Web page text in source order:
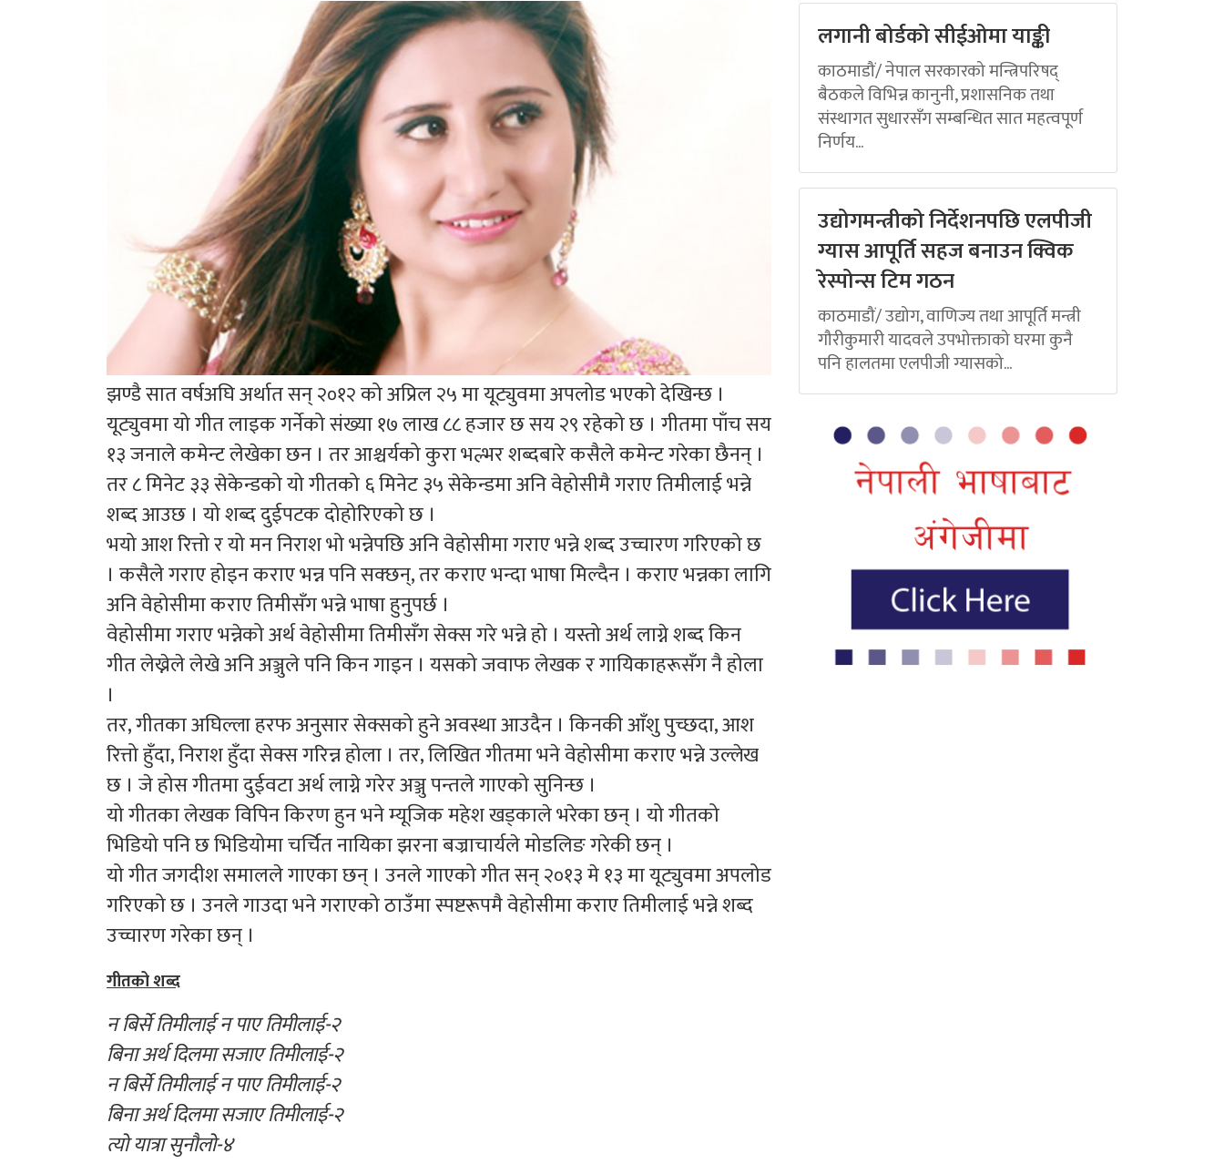
झण्डै सात वर्षअघि अर्थात सन् २०१२ को अप्रिल २५ मा यूट्युवमा अपलोड भएको देखिन्छ ।
यूट्युवमा यो गीत लाइक गर्नेको संख्या १७ लाख ८८ हजार छ सय २९ रहेको छ । गीतमा पाँच सय
१३ जनाले कमेन्ट लेखेका छन । तर आश्चर्यको कुरा भल्भर शब्दबारे कसैले कमेन्ट गरेका छैनन् ।
तर ८ मिनेट ३३ सेकेन्डको यो गीतको ६ मिनेट ३५ सेकेन्डमा अनि वेहोसीमै गराए तिमीलाई भन्ने
शब्द आउछ । यो शब्द दुईपटक दोहोरिएको छ ।
भयो आश रित्तो र यो मन निराश भो भन्नेपछि अनि वेहोसीमा गराए भन्ने शब्द उच्चारण गरिएको छ
। कसैले गराए होइन कराए भन्न पनि सक्छन्, तर कराए भन्दा भाषा मिल्दैन । कराए भन्नका लागि
अनि वेहोसीमा कराए तिमीसँग भन्ने भाषा हुनुपर्छ ।
वेहोसीमा गराए भन्नेको अर्थ वेहोसीमा तिमीसँग सेक्स गरे भन्ने हो । यस्तो अर्थ लाग्ने शब्द किन
गीत लेख्नेले लेखे अनि अञ्जुले पनि किन गाइन । यसको जवाफ लेखक र गायिकाहरूसँग नै होला
।
तर, गीतका अघिल्ला हरफ अनुसार सेक्सको हुने अवस्था आउदैन । किनकी आँशु पुच्छदा, आश
रित्तो हुँदा, निराश हुँदा सेक्स गरिन्न होला । तर, लिखित गीतमा भने वेहोसीमा कराए भन्ने उल्लेख
छ । जे होस गीतमा दुईवटा अर्थ लाग्ने गरेर अञ्जु पन्तले गाएको सुनिन्छ ।
यो गीतका लेखक विपिन किरण हुन भने म्यूजिक महेश खड्काले भरेका छन् । यो गीतको
भिडियो पनि छ भिडियोमा चर्चित नायिका झरना बज्राचार्यले मोडलिङ गरेकी छन् ।
यो गीत जगदीश समालले गाएका छन् । उनले गाएको गीत सन् २०१३ मे १३ मा यूट्युवमा अपलोड
गरिएको छ । उनले गाउदा भने गराएको ठाउँमा स्पष्टरूपमै वेहोसीमा कराए तिमीलाई भन्ने शब्द
उच्चारण गरेका छन् ।
गीतको शब्द
न बिर्से तिमीलाई न पाए तिमीलाई-२
बिना अर्थ दिलमा सजाए तिमीलाई-२
न बिर्से तिमीलाई न पाए तिमीलाई-२
बिना अर्थ दिलमा सजाए तिमीलाई-२
त्यो यात्रा सुनौलो-४
लगानी बोर्डको सीईओमा याङ्की
काठमाडौं/ नेपाल सरकारको मन्त्रिपरिषद्
बैठकले विभिन्न कानुनी, प्रशासनिक तथा
संस्थागत सुधारसँग सम्बन्धित सात महत्वपूर्ण
निर्णय...
उद्योगमन्त्रीको निर्देशनपछि एलपीजी
ग्यास आपूर्ति सहज बनाउन क्विक
रेस्पोन्स टिम गठन
काठमाडौं/ उद्योग, वाणिज्य तथा आपूर्ति मन्त्री
गौरीकुमारी यादवले उपभोक्ताको घरमा कुनै
पनि हालतमा एलपीजी ग्यासको...